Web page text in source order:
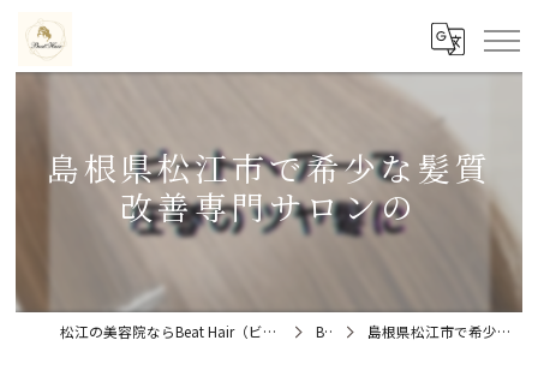
島根県松江市で希少な髪質
改善専門サロンの
松江の美容院ならBeat Hair（ビートヘアー）髪質改善特化型サロン Blog 島根県松江市で希少な髪質改善専門サロンの